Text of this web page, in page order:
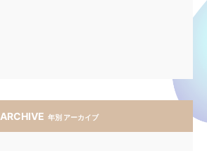
ARCHIVE 年別 アーカイブ